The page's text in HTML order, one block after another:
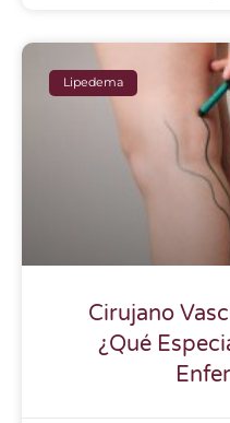
Lipedema
Cirujano
¿Qué